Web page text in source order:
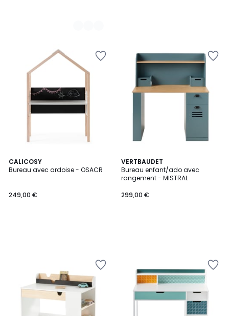
CALICOSY
Bureau avec ardoise - OSACR
249,00 €
VERTBAUDET
Bureau enfant/ado avec
rangement - MISTRAL
299,00 €